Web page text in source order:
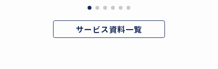
サービス資料一覧